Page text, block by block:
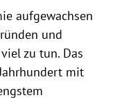
aufgewachsen
und
zu tun. Das
mit